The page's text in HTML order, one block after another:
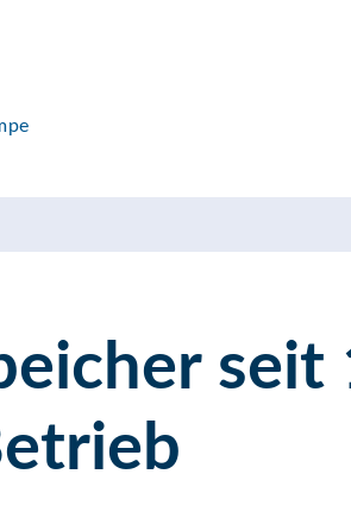
seit